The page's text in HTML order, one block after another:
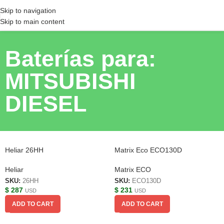
Skip to navigation
Skip to main content
Baterías para:
MITSUBISHI
DIESEL
Heliar 26HH
Heliar
SKU: 26HH
$ 287 USD
ADD TO CART
Matrix Eco ECO130D
Matrix ECO
SKU: ECO130D
$ 231 USD
ADD TO CART